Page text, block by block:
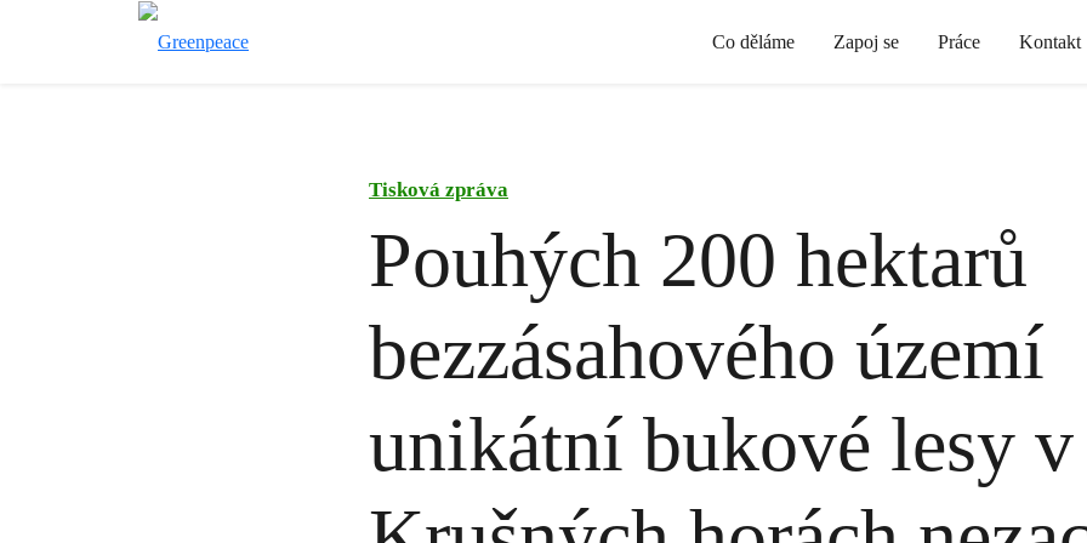
Co děláme Zapoj se Práce Kontakt
Tisková zpráva
Pouhých 200 hektarů
bezzásahového území
unikátní bukové lesy v